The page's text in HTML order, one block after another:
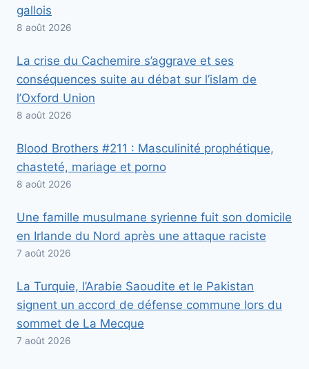
gallois
8 août 2026
La crise du Cachemire s’aggrave et ses
conséquences suite au débat sur l’islam de
l’Oxford Union
8 août 2026
Blood Brothers #211 : Masculinité prophétique,
chasteté, mariage et porno
8 août 2026
Une famille musulmane syrienne fuit son domicile
en Irlande du Nord après une attaque raciste
7 août 2026
La Turquie, l’Arabie Saoudite et le Pakistan
signent un accord de défense commune lors du
sommet de La Mecque
7 août 2026